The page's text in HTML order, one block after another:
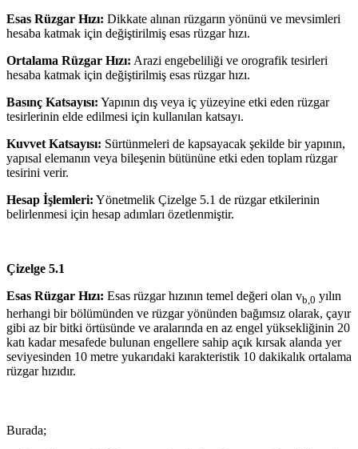
Esas Rüzgar Hızı: Dikkate alınan rüzgarın yönünü ve mevsimleri
hesaba katmak için değiştirilmiş esas rüzgar hızı.
Ortalama Rüzgar Hızı: Arazi engebeliliği ve orografik tesirleri
hesaba katmak için değiştirilmiş esas rüzgar hızı.
Basınç Katsayısı: Yapının dış veya iç yüzeyine etki eden rüzgar
tesirlerinin elde edilmesi için kullanılan katsayı.
Kuvvet Katsayısı: Sürtünmeleri de kapsayacak şekilde bir yapının,
yapısal elemanın veya bileşenin bütününe etki eden toplam rüzgar
tesirini verir.
Hesap İşlemleri: Yönetmelik Çizelge 5.1 de rüzgar etkilerinin
belirlenmesi için hesap adımları özetlenmiştir.
Çizelge 5.1
Esas Rüzgar Hızı: Esas rüzgar hızının temel değeri olan vb,0 yılın
herhangi bir bölümünden ve rüzgar yönünden bağımsız olarak, çayır
gibi az bir bitki örtüsünde ve aralarında en az engel yüksekliğinin 20
katı kadar mesafede bulunan engellere sahip açık kırsak alanda yer
seviyesinden 10 metre yukarıdaki karakteristik 10 dakikalık ortalama
rüzgar hızıdır.
Burada;